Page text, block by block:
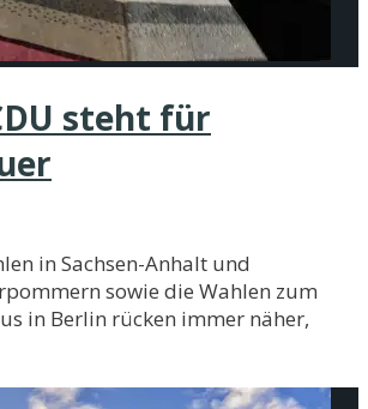
steht für
in Sachsen-Anhalt und
sowie die Wahlen zum
in Berlin rücken immer näher,